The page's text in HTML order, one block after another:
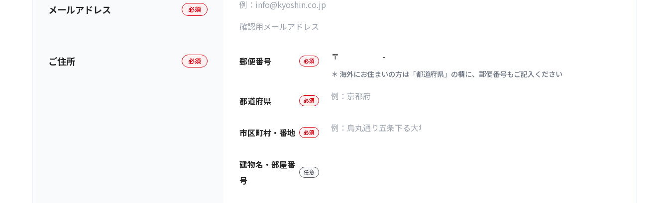
メールアドレス 必須
ご住所 必須 郵便番号 必須 〒 -
海外にお住まいの方は「都道府県」の欄に、郵便番号もご記入ください
都道府県 必須
市区町村・番地 必須
建物名・部屋番
号
任意